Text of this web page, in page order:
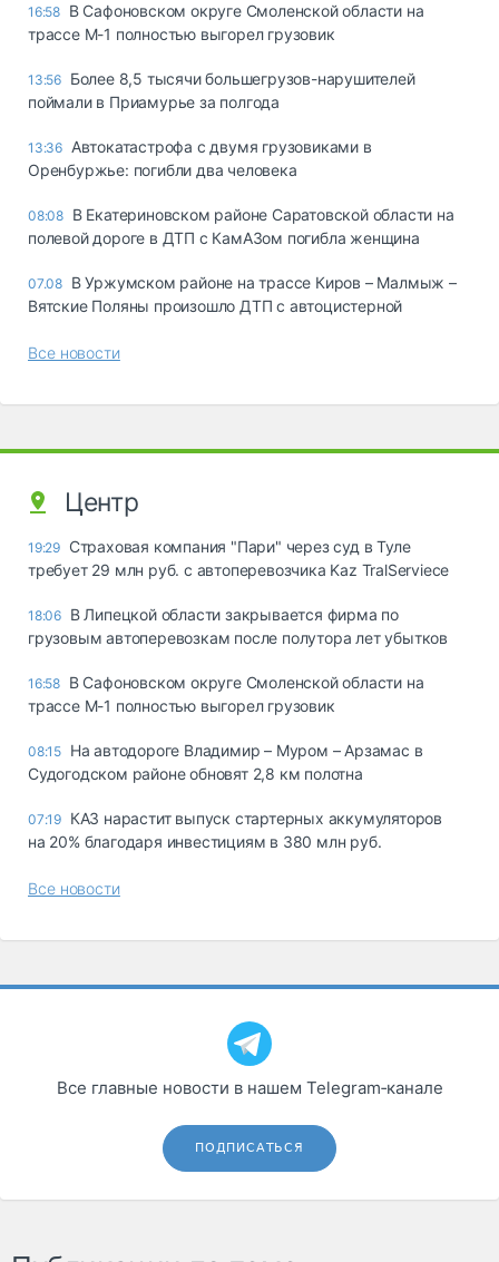
16:58 В Сафоновском округе Смоленской области на
трассе М-1 полностью выгорел грузовик
13:56 Более 8,5 тысячи большегрузов-нарушителей
поймали в Приамурье за полгода
13:36 Автокатастрофа с двумя грузовиками в
Оренбуржье: погибли два человека
08:08 В Екатериновском районе Саратовской области на
полевой дороге в ДТП с КамАЗом погибла женщина
07.08 В Уржумском районе на трассе Киров – Малмыж –
Вятские Поляны произошло ДТП с автоцистерной
Все новости
Центр
19:29 Страховая компания "Пари" через суд в Туле
требует 29 млн руб. с автоперевозчика Kaz TralServiece
18:06 В Липецкой области закрывается фирма по
грузовым автоперевозкам после полутора лет убытков
16:58 В Сафоновском округе Смоленской области на
трассе М-1 полностью выгорел грузовик
08:15 На автодороге Владимир – Муром – Арзамас в
Судогодском районе обновят 2,8 км полотна
07:19 КАЗ нарастит выпуск стартерных аккумуляторов
на 20% благодаря инвестициям в 380 млн руб.
Все новости
Все главные новости в нашем Telegram‑канале
ПОДПИСАТЬСЯ